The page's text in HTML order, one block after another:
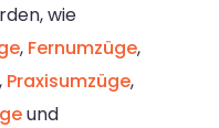
wie
, Fernumzüge,
, Praxisumzüge,
und